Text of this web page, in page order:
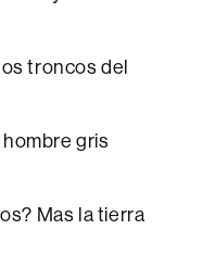
troncos del
gris
Mas la tierra